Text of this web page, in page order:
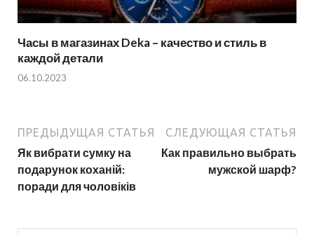
Часы в магазинах Deka – качество и стиль в
каждой детали
06.10.2023
ПРЕДЫДУЩАЯ СТАТЬЯ
Як вибрати сумку на
подарунок коханій:
поради для чоловіків
СЛЕДУЮЩАЯ СТАТЬЯ
Как правильно выбрать
мужской шарф?